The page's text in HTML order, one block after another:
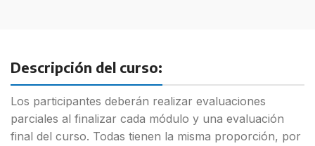
Descripción del curso:
Los participantes deberán realizar evaluaciones
parciales al finalizar cada módulo y una evaluación
final del curso. Todas tienen la misma proporción, por